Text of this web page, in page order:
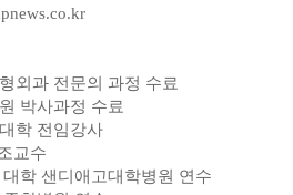
외과 전문의 과정 수료
박사과정 수료
학 전임강사
교수
학 샌디애고대학병원 연수